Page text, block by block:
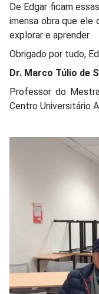
De Edgar ficam
imensa obra que ele
explorar e aprender.
Obrigado por tudo,
Dr. Marco Túlio de
Professor do
Centro Universitário